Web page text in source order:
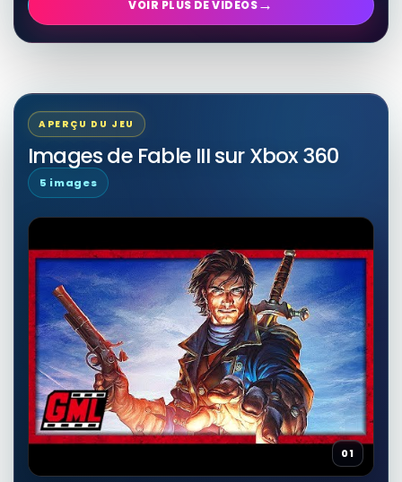
VOIR PLUS DE VIDÉOS→
APERÇU DU JEU
Images de Fable III sur Xbox 360
5 images
01